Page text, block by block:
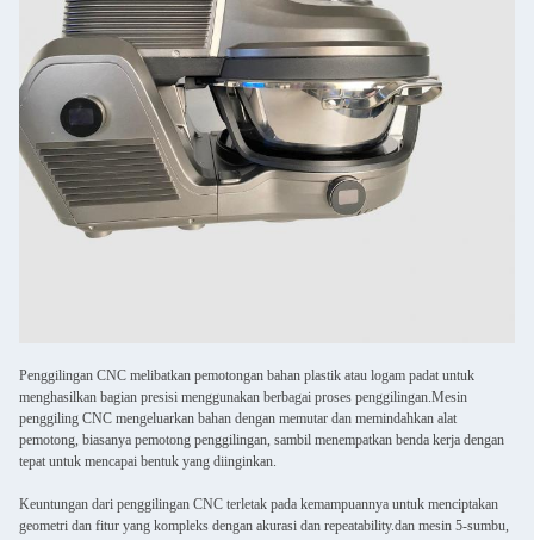
Penggilingan CNC melibatkan pemotongan bahan plastik atau logam padat untuk
menghasilkan bagian presisi menggunakan berbagai proses penggilingan.Mesin
penggiling CNC mengeluarkan bahan dengan memutar dan memindahkan alat
pemotong, biasanya pemotong penggilingan, sambil menempatkan benda kerja dengan
tepat untuk mencapai bentuk yang diinginkan.
Keuntungan dari penggilingan CNC terletak pada kemampuannya untuk menciptakan
geometri dan fitur yang kompleks dengan akurasi dan repeatability.dan mesin 5-sumbu,